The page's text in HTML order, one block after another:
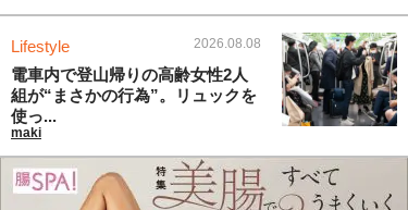
Lifestyle 2026.08.08
電車内で登山帰りの高齢女性2人
組が“まさかの行為”。リュックを
使っ...
maki